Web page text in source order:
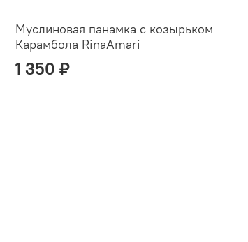
Муслиновая панамка с козырьком
Карамбола RinaAmari
1 350 ₽